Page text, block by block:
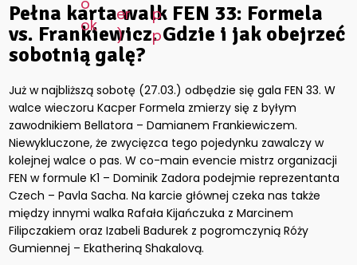
Pełna karta walk FEN 33: Formela
vs. Frankiewicz. Gdzie i jak obejrzeć
sobotnią galę?
Już w najbliższą sobotę (27.03.) odbędzie się gala FEN 33. W
walce wieczoru Kacper Formela zmierzy się z byłym
zawodnikiem Bellatora – Damianem Frankiewiczem.
Niewykluczone, że zwycięzca tego pojedynku zawalczy w
kolejnej walce o pas. W co-main evencie mistrz organizacji
FEN w formule K1 – Dominik Zadora podejmie reprezentanta
Czech – Pavla Sacha. Na karcie głównej czeka nas także
między innymi walka Rafała Kijańczuka z Marcinem
Filipczakiem oraz Izabeli Badurek z pogromczynią Róży
Gumiennej – Ekatheriną Shakalovą.